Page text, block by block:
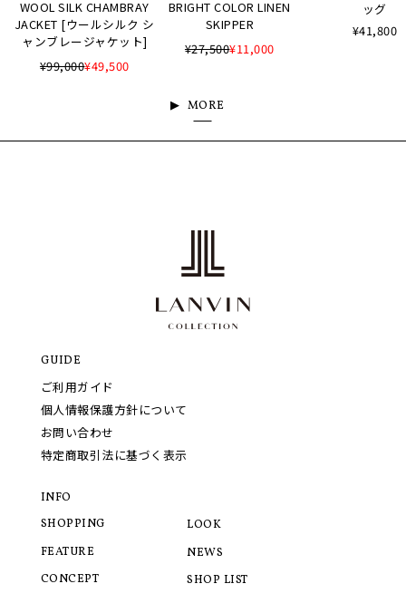
WOOL SILK CHAMBRAY
JACKET [ウールシルク シ
ャンブレージャケット]
¥99,000¥49,500
BRIGHT COLOR LINEN
SKIPPER
¥27,500¥11,000
ッグ
¥41,800
MORE
GUIDE
ご利用ガイド
個人情報保護方針について
お問い合わせ
特定商取引法に基づく表示
INFO
SHOPPING
FEATURE
CONCEPT
LOOK
NEWS
SHOP LIST